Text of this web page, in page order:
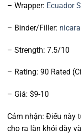
– Wrapper: Ecuador
– Binder/Filler:
– Strength: 7.5/10
– Rating: 90 Rated
– Giá: $9-10
Cảm nhận: Điếu này
cho ra làn khói dày